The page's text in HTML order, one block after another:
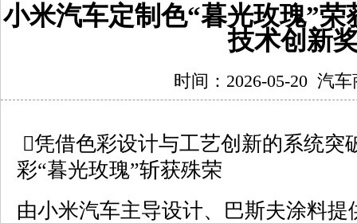
小米汽车定制色“暮光玫瑰”荣
技术创新
时间：2026-05-20 汽车
凭借色彩设计与工艺创新的系统突
彩“暮光玫瑰”斩获殊荣
由小米汽车主导设计、巴斯夫涂料